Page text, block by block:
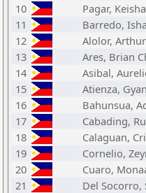
10
Pagar,
11
Barredo,
12
Alolor, Arthur
13
Ares, Brian
14
Asibal,
15
Atienza, Gyan
16
Bahunsua,
17
Cabading,
18
Calaguan,
19
Cornelio,
20
Cuaro,
21
Del Socorro,